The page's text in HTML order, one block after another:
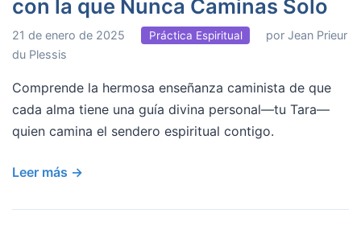
con la que Nunca Caminas Solo
21 de enero de 2025 Práctica Espiritual
por Jean Prieur
du Plessis
Comprende la hermosa enseñanza caminista de que
cada alma tiene una guía divina personal—tu Tara—
quien camina el sendero espiritual contigo.
Leer más →